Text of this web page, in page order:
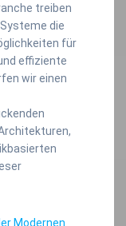
treiben
die
für
effiziente
wir einen
Modernen